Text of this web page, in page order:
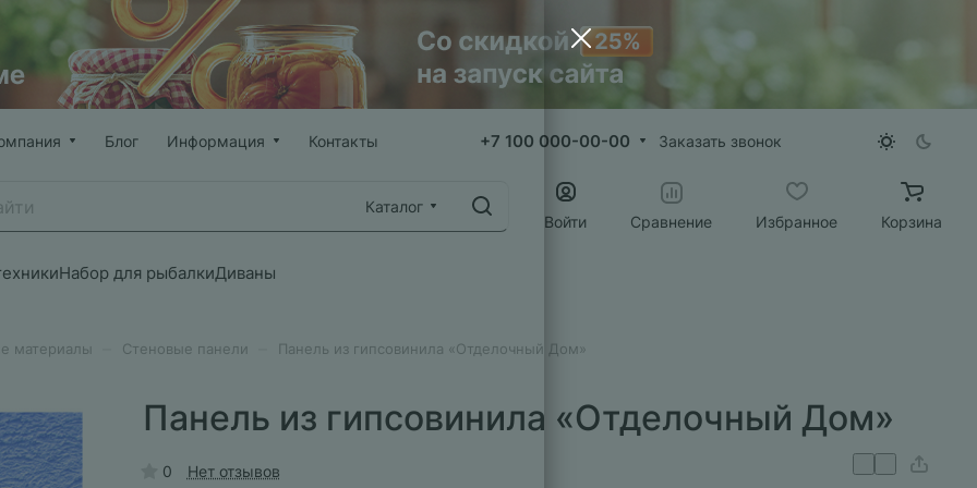
Блог Информация Контакты +7 100 000-00-00 Заказать звонок
Каталог
Войти
Сравнение Избранное Корзина
Набор для рыбалкиДиваны
материалы Стеновые панели Панель из гипсовинила «Отделочный Дом»
Панель из гипсовинила «Отделочный Дом»
0 Нет отзывов